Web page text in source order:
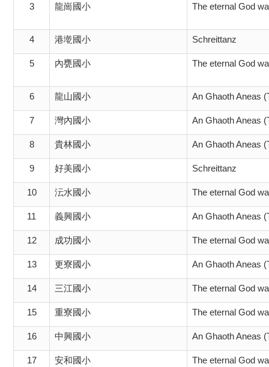
3 龍崗國小 The eternal God
4 港墘國小 Schreittanz
5 內甕國小 The eternal God
6 龍山國小 An Ghaoth Aneas
7 灣內國小 An Ghaoth Aneas
8 貴林國小 An Ghaoth Aneas
9 好美國小 Schreittanz
10 沄水國小 The eternal God
11 義興國小 An Ghaoth Aneas
12 成功國小 The eternal God
13 更寮國小 An Ghaoth Aneas
14 三江國小 The eternal God
15 重寮國小 The eternal God
16 中興國小 An Ghaoth Aneas
17 安和國小 The eternal God